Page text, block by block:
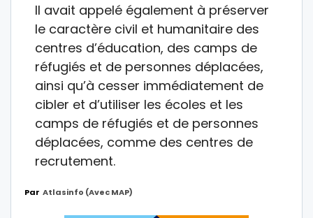
Il avait appelé également à préserver
le caractère civil et humanitaire des
centres d’éducation, des camps de
réfugiés et de personnes déplacées,
ainsi qu’à cesser immédiatement de
cibler et d’utiliser les écoles et les
camps de réfugiés et de personnes
déplacées, comme des centres de
recrutement.
Par Atlasinfo (avec MAP)